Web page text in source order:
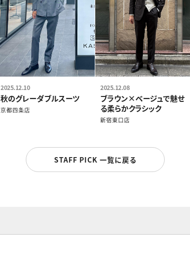
2025.12.10
秋のグレーダブルスーツ
京都四条店
2025.12.08
ブラウン×ベージュで魅せ
る柔らかクラシック
新宿東口店
STAFF PICK 一覧に戻る